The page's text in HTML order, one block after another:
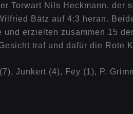
Torwart Nils Heckmann, der
Bätz auf 4:3 heran.
erzielten zusammen 15
traf und dafür die Rote
Junkert (4), Fey (1), P.